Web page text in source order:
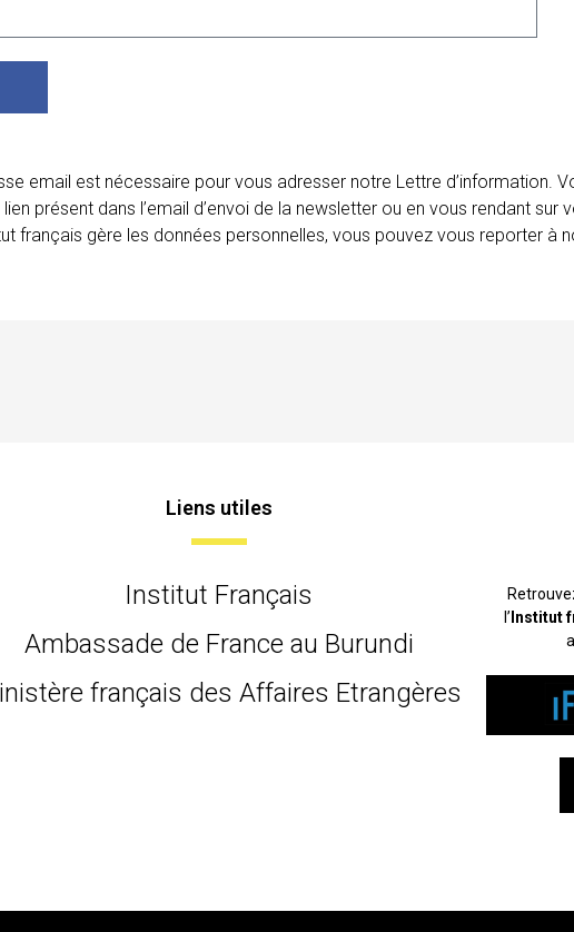
email est nécessaire pour vous adresser notre Lettre d’information.
présent dans l’email d’envoi de la newsletter ou en vous rendant
français gère les données personnelles, vous pouvez vous reporter à
Liens utiles
Institut Français
Ambassade de France au Burundi
français des Affaires Etrangères
l’ Institut